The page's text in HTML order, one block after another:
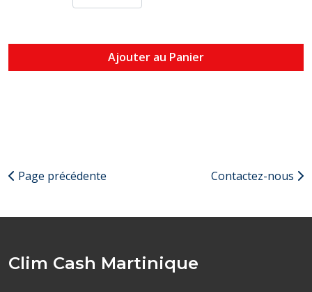
Ajouter au Panier
Page précédente Contactez-nous
Clim Cash Martinique